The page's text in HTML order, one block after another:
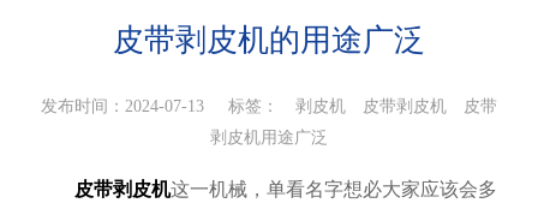
皮带剥皮机的用途广泛
发布时间：2024-07-13 标签： 剥皮机 皮带剥皮机
皮带
剥皮机用途广泛
皮带剥皮机这一机械，单看名字想必大家应该会多